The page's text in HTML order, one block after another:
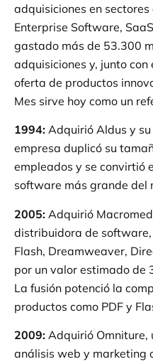
adquisiciones en sectores
Enterprise Software,
gastado más de 53.300
adquisiciones y, junto
oferta de productos
Mes sirve hoy como un
1994: Adquirió Aldus y
empresa duplicó su
empleados y se convirtió
software más grande del
2005: Adquirió
distribuidora de
Flash, Dreamweaver,
por un valor estimado de
La fusión potenció la
productos como PDF y
2009: Adquirió Omniture,
análisis web y marketing